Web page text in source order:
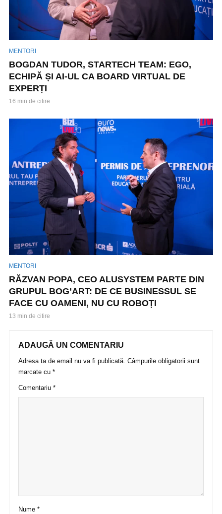
MENTORI
BOGDAN TUDOR, STARTECH TEAM: EGO,
ECHIPĂ ȘI AI-UL CA BOARD VIRTUAL DE
EXPERȚI
16 min de citire
MENTORI
RĂZVAN POPA, CEO ALUSYSTEM PARTE DIN
GRUPUL BOG’ART: DE CE BUSINESSUL SE
FACE CU OAMENI, NU CU ROBOȚI
13 min de citire
ADAUGĂ UN COMENTARIU
Adresa ta de email nu va fi publicată. Câmpurile obligatorii sunt
marcate cu *
Comentariu *
Nume *